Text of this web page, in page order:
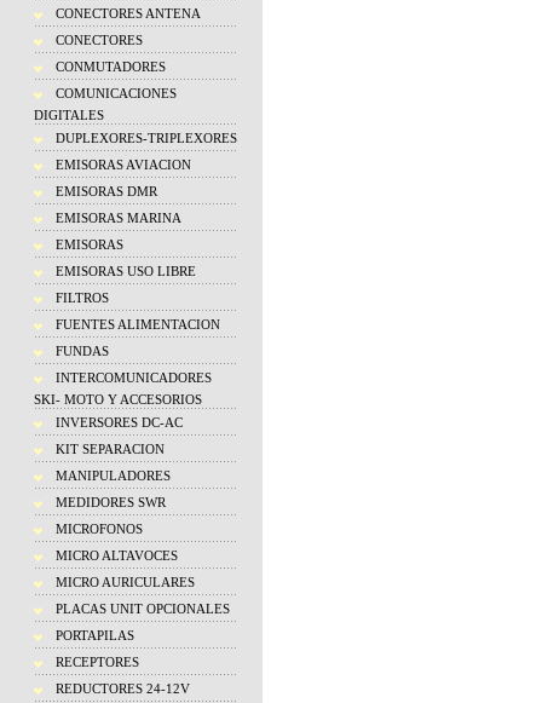
CONECTORES ANTENA
CONECTORES
CONMUTADORES
COMUNICACIONES
DIGITALES
DUPLEXORES-TRIPLEXORES
EMISORAS AVIACION
EMISORAS DMR
EMISORAS MARINA
EMISORAS
EMISORAS USO LIBRE
FILTROS
FUENTES ALIMENTACION
FUNDAS
INTERCOMUNICADORES
SKI- MOTO Y ACCESORIOS
INVERSORES DC-AC
KIT SEPARACION
MANIPULADORES
MEDIDORES SWR
MICROFONOS
MICRO ALTAVOCES
MICRO AURICULARES
PLACAS UNIT OPCIONALES
PORTAPILAS
RECEPTORES
REDUCTORES 24-12V